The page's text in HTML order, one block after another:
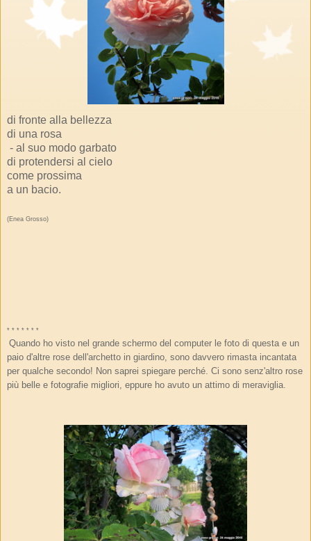
di fronte alla bellezza
di una rosa
- al suo modo garbato
di protendersi al cielo
come prossima
a un bacio.
(Enea Grosso)
* * * * * * *
Quando ho visto nel grande schermo del computer le foto di questa e un
paio d'altre rose dell'archetto in giardino, sono davvero rimasta incantata
per qualche secondo! Non saprei spiegare perché. Ci sono senz'altro rose
più belle e fotografie migliori, eppure ho avuto un attimo di meraviglia.